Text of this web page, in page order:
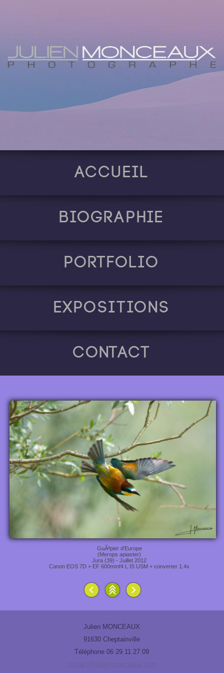
Accueil
Biographie
Portfolio
Expositions
Contact
GuÃªpier d'Europe
(Merops apiaster)
Jura (39) - Juillet 2012
Canon EOS 7D + EF 600mmf4 L IS USM + converter 1.4x
Julien MONCEAUX
91630 Cheptainville
Téléphone 06 29 11 27 09
contact@julien-monceaux.com